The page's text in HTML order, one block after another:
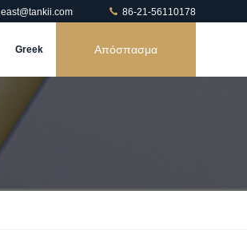
east@tankii.com 86-21-56110178
Greek Απόσπασμα